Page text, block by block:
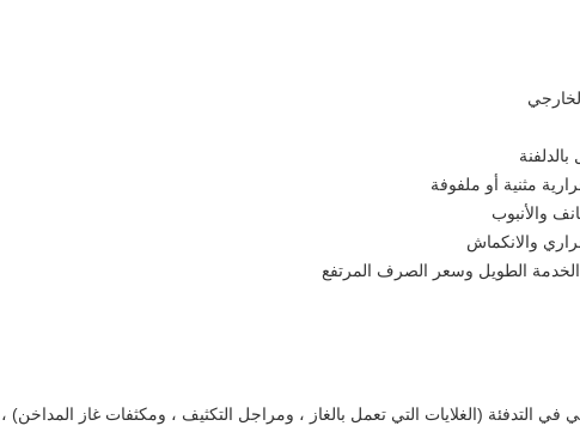
التدفئة (الغلايات التي تعمل بالغاز ، ومراجل التكثيف ، ومكثفات غاز المداخن) ،